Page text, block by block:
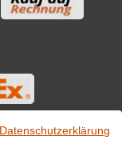
Datenschutzerklärung